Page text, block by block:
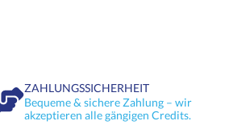
ZAHLUNGSSICHERHEIT
Bequeme & sichere Zahlung – wir
akzeptieren alle gängigen Credits.